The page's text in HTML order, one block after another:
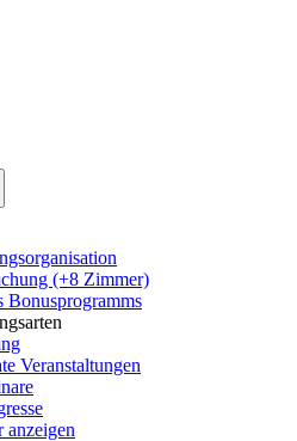
(+8 Zimmer)
Bonusprogramms
Veranstaltungen
anzeigen